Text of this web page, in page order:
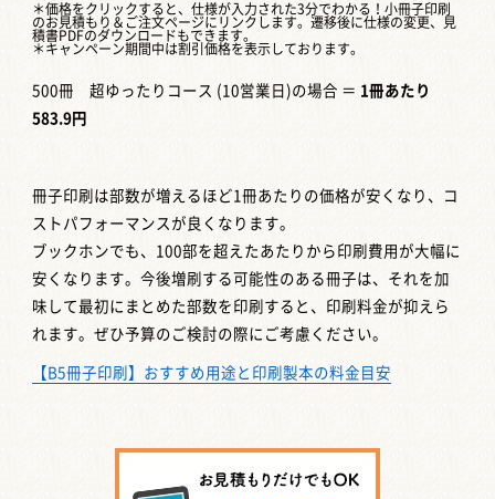
＊価格をクリックすると、仕様が入力された3分でわかる！小冊子印刷
のお見積もり＆ご注文ページにリンクします。遷移後に仕様の変更、見
積書PDFのダウンロードもできます。
＊キャンペーン期間中は割引価格を表示しております。
500冊 超ゆったりコース (10営業日)の場合 ＝ 1冊あたり
583.9円
冊子印刷は部数が増えるほど1冊あたりの価格が安くなり、コ
ストパフォーマンスが良くなります。
ブックホンでも、100部を超えたあたりから印刷費用が大幅に
安くなります。今後増刷する可能性のある冊子は、それを加
味して最初にまとめた部数を印刷すると、印刷料金が抑えら
れます。ぜひ予算のご検討の際にご考慮ください。
【B5冊子印刷】おすすめ用途と印刷製本の料金目安